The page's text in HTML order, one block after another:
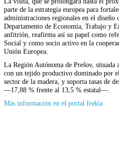
parte de la estrategia europea para
administraciones regionales en el
Departamento de Economía, Trabajo y
anfitrión, reafirma así su papel como
Social y como socio activo en la
Unión Europea.
La Región Autónoma de Prešov, situada
con un tejido productivo dominado por
sector de la madera, y soporta tasas de
—17,88 % frente al 13,5 % estatal—.
Más información en el portal Irekia(Se